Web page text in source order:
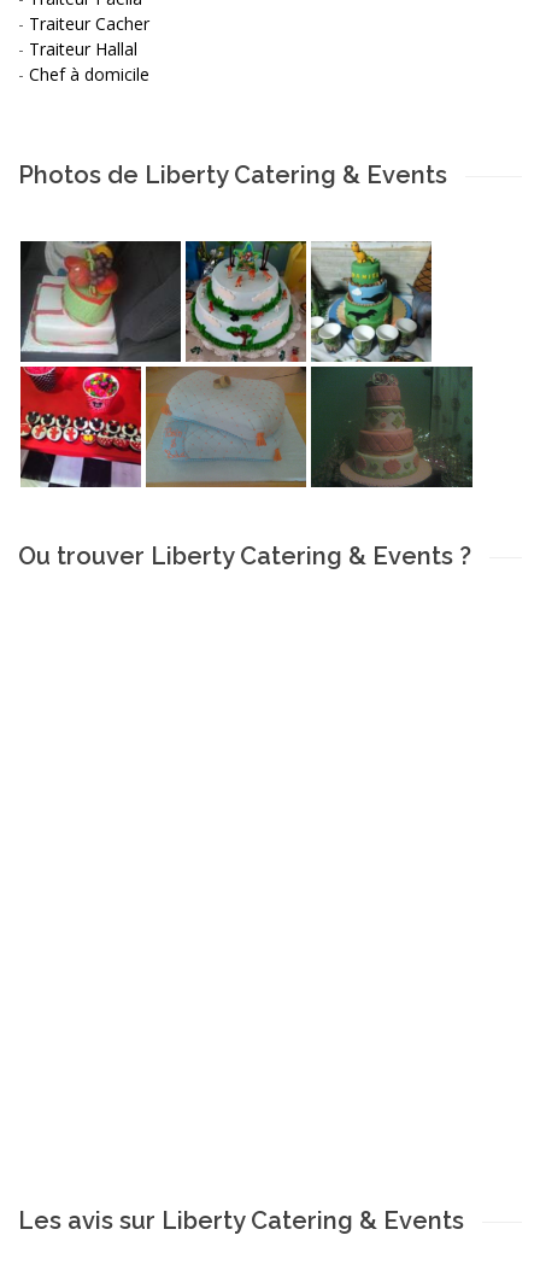
- Traiteur Cacher
- Traiteur Hallal
- Chef à domicile
Photos de Liberty Catering & Events
Ou trouver Liberty Catering & Events ?
Les avis sur Liberty Catering & Events